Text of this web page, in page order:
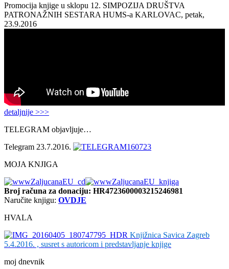
Promocija knjige u sklopu 12. SIMPOZIJA DRUŠTVA
PATRONAŽNIH SESTARA HUMS-a KARLOVAC, petak,
23.9.2016
detaljnije >>>
TELEGRAM objavljuje…
Telegram 23.7.2016.
MOJA KNJIGA
Broj računa za donaciju: HR4723600003215246981
Naručite knjigu: OVDJE
HVALA
Knjižnica Savica Zagreb
5.4.2016. , susret s autoricom i predstavljanje knjige
moj dnevnik